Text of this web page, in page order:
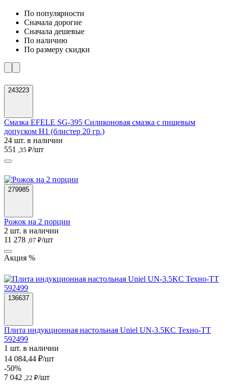
По популярности
Cначала дорогие
Cначала дешевые
По наличию
По размеру скидки
243223
Смазка EFELE SG-395 Силиконовая смазка с пищевым
допуском Н1 (блистер 20 гр.)
24 шт. в наличии
551
,35 ₽/шт
279985
Рожок на 2 порции
2 шт. в наличии
11 278 ,07 ₽/шт
Акция %
136637
Плита индукционная настольная Uniel UN-3.5KC Техно-ТТ
592499
1 шт. в наличии
14 084,44 ₽/шт
-50%
7 042 ,22 ₽/шт